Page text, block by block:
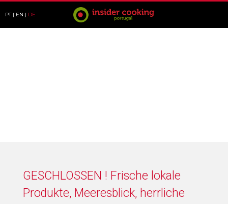
PT EN DE
GESCHLOSSEN ! Frische lokale
Produkte, Meeresblick, herrliche